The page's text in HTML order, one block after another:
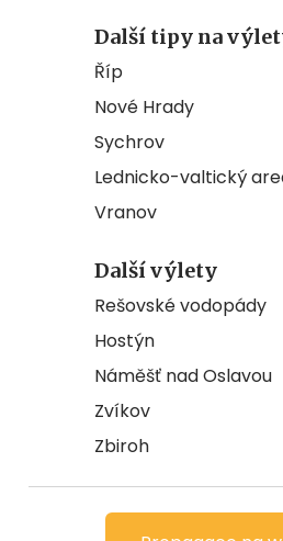
Další tipy na
Říp
Nové Hrady
Sychrov
Lednicko-valtický
Vranov
Další výlety
Rešovské vodopády
Hostýn
Náměšť nad Oslavou
Zvíkov
Zbiroh